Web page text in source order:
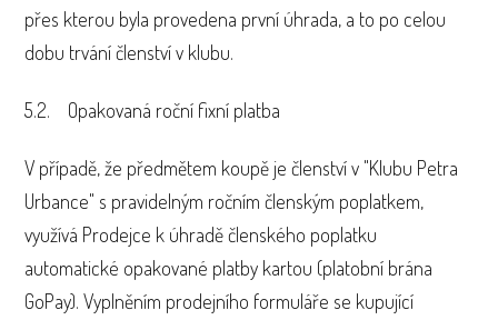
přes kterou byla provedena první úhrada, a to po celou
dobu trvání členství v klubu.
5.2. Opakovaná roční fixní platba
V případě, že předmětem koupě je členství v "Klubu Petra
Urbance" s pravidelným ročním členským poplatkem,
využívá Prodejce k úhradě členského poplatku
automatické opakované platby kartou (platobní brána
GoPay). Vyplněním prodejního formuláře se kupující